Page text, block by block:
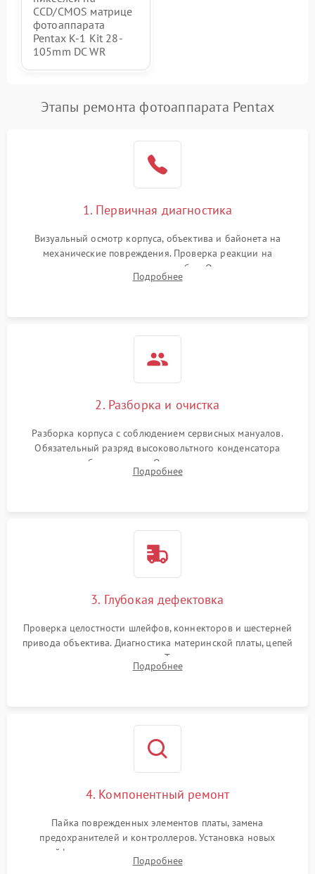
CCD/CMOS матрице
фотоаппарата
Pentax K-1 Kit 28-
105mm DC WR
Этапы ремонта фотоаппарата Pentax
1. Первичная диагностика
Визуальный осмотр корпуса, объектива и байонета на
механические повреждения. Проверка реакции на
включение, считывание кодов ошибок. Оценка состояния
матрицы и затвора, проверка работы автофокуса и вспышки.
Подробнее
2. Разборка и очистка
Разборка корпуса с соблюдением сервисных мануалов.
Обязательный разряд высоковольтного конденсатора
вспышки для безопасности. Очистка внутренних узлов от
пыли, песка и следов влаги с помощью спецсредств.
Подробнее
3. Глубокая дефектовка
Проверка целостности шлейфов, коннекторов и шестерней
привода объектива. Диагностика материнской платы, цепей
питания и картоприемника. Тестирование механизма
затвора и блока внутрикамерной стабилизации.
Подробнее
4. Компонентный ремонт
Пайка поврежденных элементов платы, замена
предохранителей и контроллеров. Установка новых
шлейфов, дисплея, механизма затвора или двигателя
автофокуса. Восстановление геометрии тубуса объектива
Подробнее